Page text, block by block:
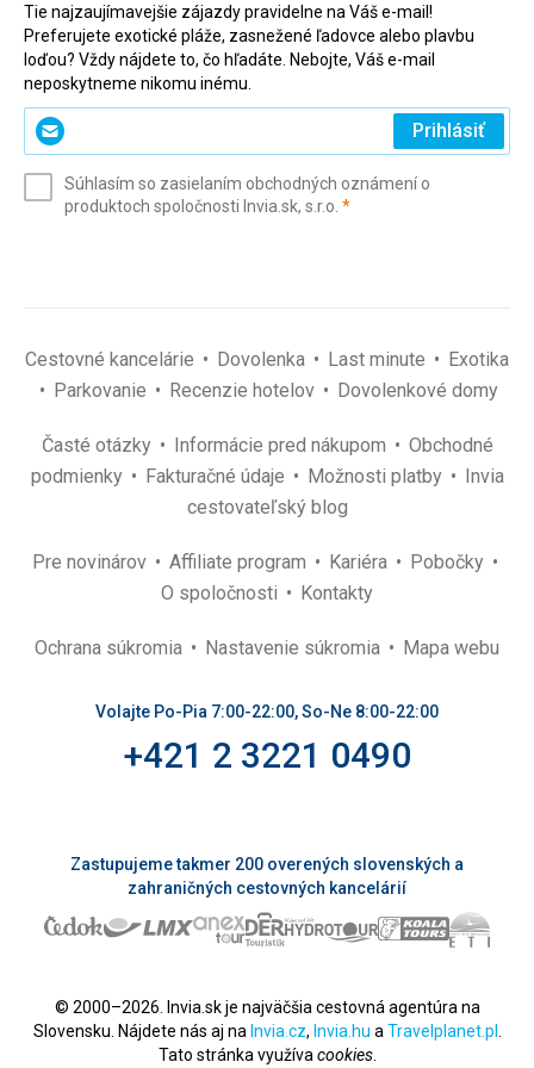
Tie najzaujímavejšie zájazdy pravidelne na Váš e-mail!
Preferujete exotické pláže, zasnežené ľadovce alebo plavbu
loďou? Vždy nájdete to, čo hľadáte. Nebojte, Váš e-mail
neposkytneme nikomu inému.
Zadajte
svoj
(povinné)
Prihlásiť
Súhlasím so zasielaním obchodných oznámení o
produktoch spoločnosti Invia.sk, s.r.o. *(povinné)
Cestovné kancelárie Dovolenka Last minute
Exotika
Parkovanie
Recenzie hotelov Dovolenkové domy
Časté otázky Informácie pred nákupom
Obchodné
podmienky
Fakturačné údaje Možnosti platby
Invia
cestovateľský blog
Pre novinárov Affiliate program Kariéra
Pobočky
O spoločnosti
Kontakty
Ochrana súkromia Nastavenie súkromia Mapa webu
Volajte Po-Pia 7:00-22:00, So-Ne 8:00-22:00
+421 2 3221 0490
Zastupujeme takmer 200 overených slovenských a
zahraničných cestovných kancelárií
© 2000–2026. Invia.sk je najväčšia cestovná agentúra na
Slovensku. Nájdete nás aj na Invia.cz, Invia.hu a Travelplanet.pl
Tato stránka využíva cookies.